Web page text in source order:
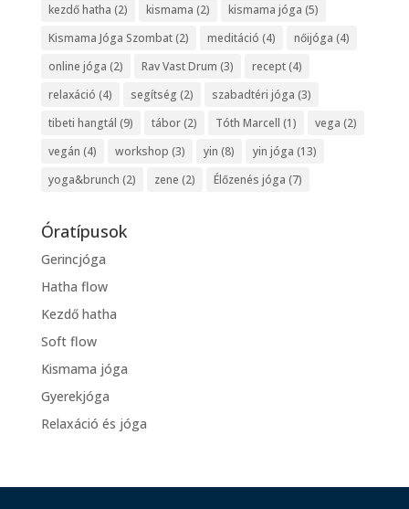
kezdő hatha (2) kismama (2) kismama jóga (5)
Kismama Jóga Szombat(2) meditáció (4) nőijóga (4)
online jóga (2) Rav Vast Drum (3) recept(4)
relaxáció (4) segítség (2) szabadtéri jóga (3)
tibeti hangtál (9) tábor(2) Tóth Marcell (1) vega (2)
vegán (4) workshop (3) yin (8) yin jóga (13)
yoga&brunch (2) zene (2) Élőzenés jóga (7)
Óratípusok
Gerincjóga
Hatha flow
Kezdő hatha
Soft flow
Kismama jóga
Gyerekjóga
Relaxáció és jóga